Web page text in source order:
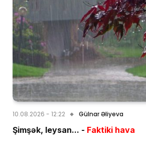
10.08.2026 - 12:22 Gülnar Əliyeva
Şimşək, leysan... - Faktiki hava